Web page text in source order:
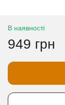
В наявності
949 грн